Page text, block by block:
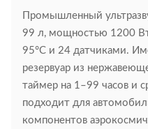
Промышленный
99 л, мощностью 1200
95°C и 24 датчиками.
резервуар из
таймер на 1–99 часов и
подходит для
компонентов